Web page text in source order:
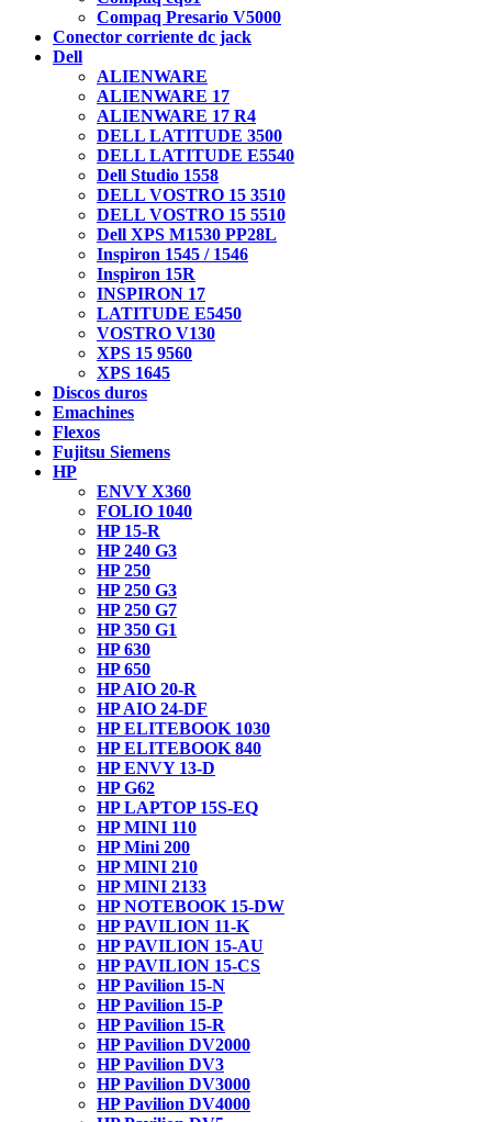
Compaq Presario V5000
Conector corriente dc jack
Dell
ALIENWARE
ALIENWARE 17
ALIENWARE 17 R4
DELL LATITUDE 3500
DELL LATITUDE E5540
Dell Studio 1558
DELL VOSTRO 15 3510
DELL VOSTRO 15 5510
Dell XPS M1530 PP28L
Inspiron 1545 / 1546
Inspiron 15R
INSPIRON 17
LATITUDE E5450
VOSTRO V130
XPS 15 9560
XPS 1645
Discos duros
Emachines
Flexos
Fujitsu Siemens
HP
ENVY X360
FOLIO 1040
HP 15-R
HP 240 G3
HP 250
HP 250 G3
HP 250 G7
HP 350 G1
HP 630
HP 650
HP AIO 20-R
HP AIO 24-DF
HP ELITEBOOK 1030
HP ELITEBOOK 840
HP ENVY 13-D
HP G62
HP LAPTOP 15S-EQ
HP MINI 110
HP Mini 200
HP MINI 210
HP MINI 2133
HP NOTEBOOK 15-DW
HP PAVILION 11-K
HP PAVILION 15-AU
HP PAVILION 15-CS
HP Pavilion 15-N
HP Pavilion 15-P
HP Pavilion 15-R
HP Pavilion DV2000
HP Pavilion DV3
HP Pavilion DV3000
HP Pavilion DV4000